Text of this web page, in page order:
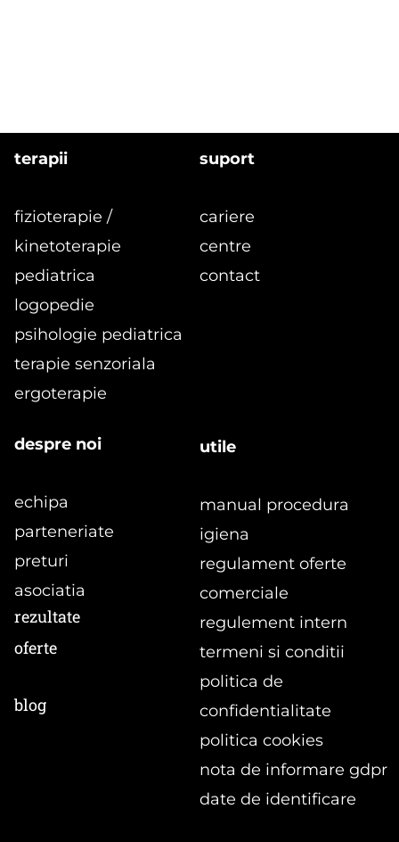
terapii
fizioterapie /
kinetoterapie
pediatrica
logopedie
psihologie pediatrica
terapie senzoriala
ergoterapie
despre noi
echipa
parteneriate
preturi
asociatia
suport
cariere
centre
contact
rezultate
oferte
blog
utile
manual procedura
igiena
regulament oferte
comerciale
regulement intern
termeni si conditii
politica de
confidentialitate
politica cookies
nota de informare gdpr
date de identificare